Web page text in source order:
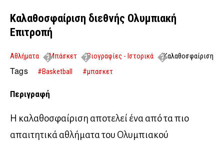
Καλαθοσφαίριση διεθνής Ολυμπιακή
Επιτροπή
Αθλήματα Μπάσκετ Βιογραφίες - Ιστορικά
Καλαθοσφαίριση
διεθνής Ολυμπιακή Επιτροπή
Tags #Basketball #μπασκετ
Περιγραφή
Η καλαθοσφαίριση αποτελεί ένα από τα πιο
απαιτητικά αθλήματα του Ολυμπιακού